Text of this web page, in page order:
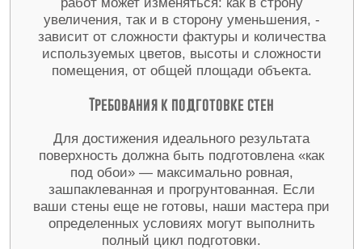
увеличения, так и в сторону уменьшения, -
зависит от сложности фактуры и количества
используемых цветов, высоты и сложности
помещения, от общей площади объекта.
Требования к подготовке стен
Для достижения идеального результата
поверхность должна быть подготовлена «как
под обои» — максимально ровная,
зашпаклеванная и прогрунтованная. Если
ваши стены еще не готовы, наши мастера при
определенных условиях могут выполнить
полный цикл подготовки.